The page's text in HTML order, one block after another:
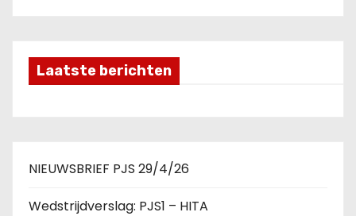
Laatste berichten
NIEUWSBRIEF PJS 29/4/26
Wedstrijdverslag: PJS1 – HITA